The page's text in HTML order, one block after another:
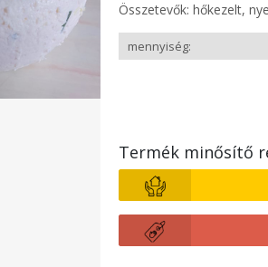
Összetevők: hőkezelt,
Termék minősítő